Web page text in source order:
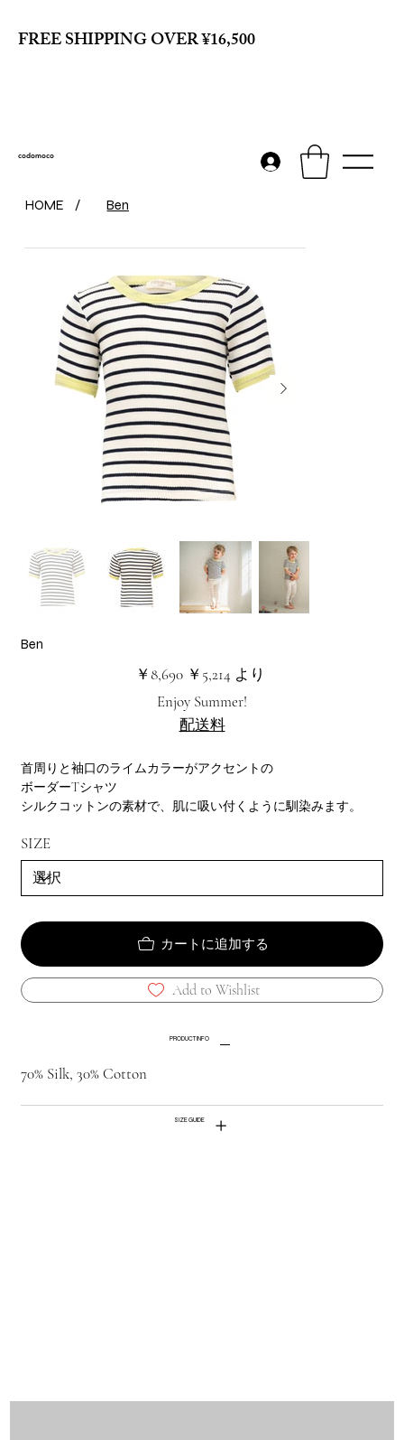
FREE SHIPPING OVER ¥16,500
codomoco
HOME / Ben
Ben
元
の
￥8,690
セ
ー
価
格
￥5,214 より
Enjoy Summer!
配送料
首周りと袖口のライムカラーがアクセントの
ボーダーTシャツ
シルクコットンの素材で、肌に吸い付くように馴染みます。
SIZE
カートに追加する
Add to Wishlist
PRODUCT INFO
70% Silk, 30% Cotton
SIZE GUIDE